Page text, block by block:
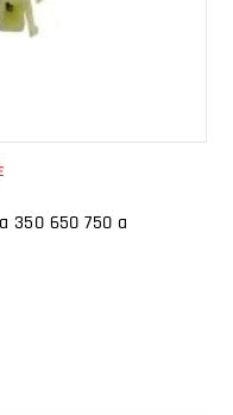
350 650 750 a